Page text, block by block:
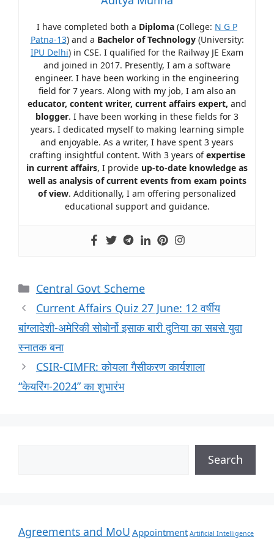
I have completed both a Diploma (College: N G P
Patna-13) and a Bachelor of Technology(University:
IPU Delhi) in CSE. I qualified for the Railway JE Exam
and joined in 2017. Presently, I am a software
engineer. I have been working in the engineering
field for 7 years. Along with my job, I am also an
educator, content writer, current affairs expert, and
blogger. I have been working in these fields for 3
years. I dedicated myself to making learning simple
and enjoyable. As a writer, I have spent 3 years
crafting insightful content. With 3 years ofexpertise
in current affairs, I provide up-to-date knowledge as
well as analysis of current events from exam points
of view. Additionally, I am offering personalized
educational support and guidance.
Central Govt Scheme
Current Affairs Quiz 27 June: 12 वर्षीय
बांग्लादेशी-अमेरिकी सोबोर्नो इसाक बारी दुनिया का सबसे युवा
स्नातक बना
CSIR-CIMFR: कोयला गैसीकरण कार्यशाला
“केयरिंग-2024” का शुभारंभ
Search
Agreements and MoU Appointment Artificial Intelligence